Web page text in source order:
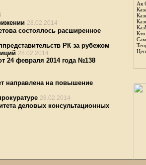
28.02.2014
состоялось расширенное
РК за рубежом
28.02.2014
24 февраля 2014 года №138
направлена на повышение
28.02.2014
деловых консультационных
Ак
Кто